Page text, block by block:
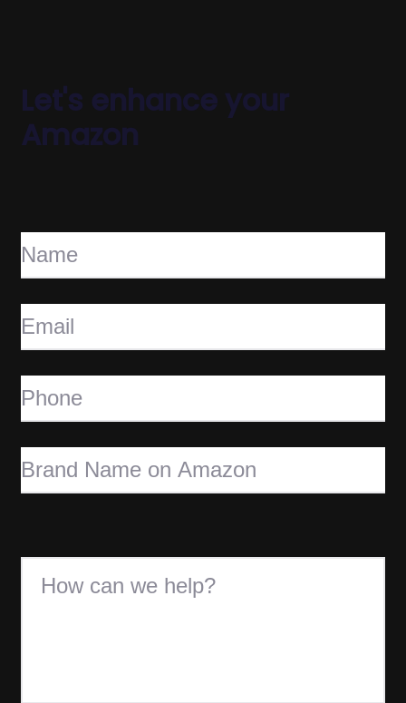
Let's enhance your
Amazon